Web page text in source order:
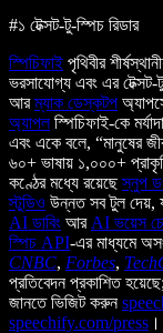
#১ টেক্সট-টু-স্পিচ রিডার
স্পিচিফাই পৃথিবীর
ভরসাযোগ্য এবং এর টেক্সট-
আরম্যাক ডেস্কটপ
অ্যাপলস্পিচিফাই-কে
এবং একে বলে, “মানুষের
৬০+ ভাষায় ১,০০০+
কণ্ঠের মধ্যে রয়েছেস্নুপ
স্টুডিও উন্নত সব টুল দেয়,
AI ডাবিং আর AI ভয়েস
স্পিচ API-এর মাধ্যমে
CNBC, Forbes,
প্রতিবেদন প্রকাশিত
জানতে ভিজিট করুন
speechify.com/press ।